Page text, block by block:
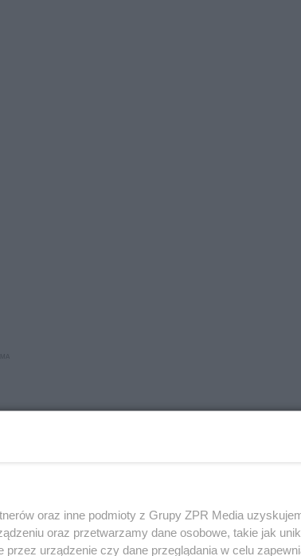
oraz inne podmioty z Grupy ZPR Media
oraz przetwarzamy dane osobowe, takie jak
przez urządzenie czy dane przeglądania w celu